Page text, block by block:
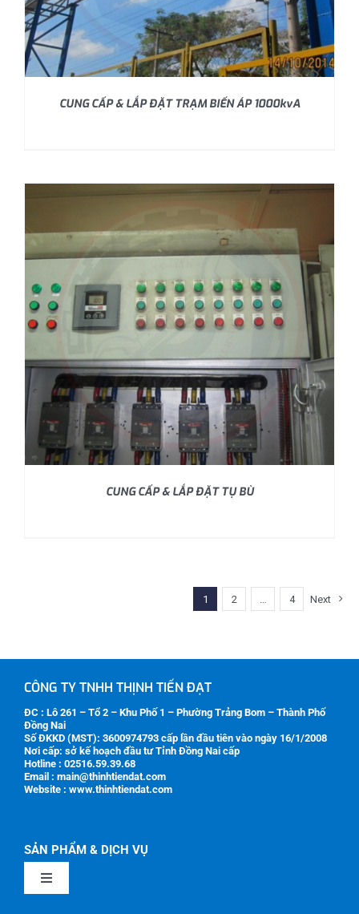
CUNG CẤP & LẮP ĐẶT TRẠM BIẾN ÁP 1000kvA
CUNG CẤP & LẮP ĐẶT TỤ BÙ
1 2 4 Next
CÔNG TY TNHH THỊNH TIẾN ĐẠT
ĐC : Lô 261 – Tổ 2 – Khu Phố 1 – Phường Trảng Bom – Thành Phố
Đồng Nai
Số ĐKKD (MST): 3600974793 cấp lần đầu tiên vào ngày 16/1/2008
Nơi cấp: sở kế hoạch đầu tư Tỉnh Đồng Nai cấp
Hotline : 02516.59.39.68
Email : main@thinhtiendat.com
Website : www.thinhtiendat.com
SẢN PHẨM & DỊCH VỤ
Toggle